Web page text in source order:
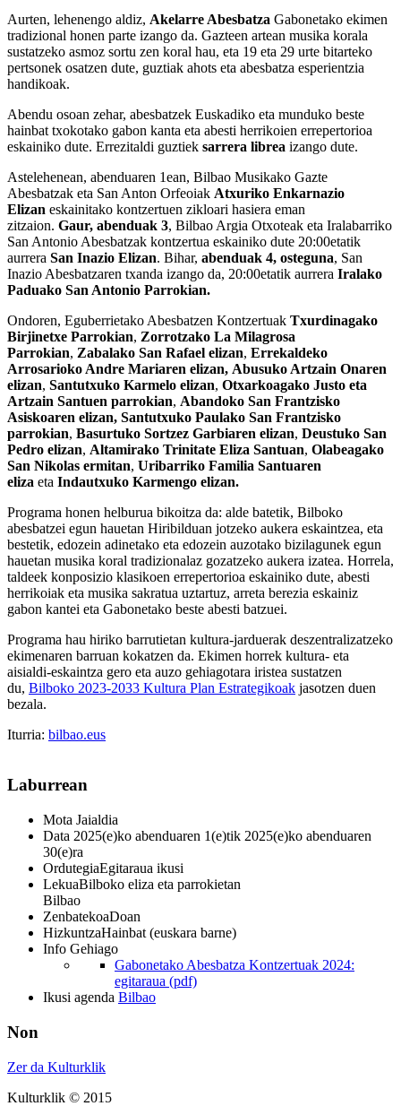
Aurten, lehenengo aldiz, Akelarre Abesbatza Gabonetako ekimen
tradizional honen parte izango da. Gazteen artean musika korala
sustatzeko asmoz sortu zen koral hau, eta 19 eta 29 urte bitarteko
pertsonek osatzen dute, guztiak ahots eta abesbatza esperientzia
handikoak.
Abendu osoan zehar, abesbatzek Euskadiko eta munduko beste
hainbat txokotako gabon kanta eta abesti herrikoien errepertorioa
eskainiko dute. Errezitaldi guztiek sarrera librea izango dute.
Astelehenean, abenduaren 1ean, Bilbao Musikako Gazte
Abesbatzak eta San Anton Orfeoiak Atxuriko Enkarnazio
Elizan eskainitako kontzertuen zikloari hasiera eman
zitzaion. Gaur, abenduak 3, Bilbao Argia Otxoteak eta Iralabarriko
San Antonio Abesbatzak kontzertua eskainiko dute 20:00etatik
aurrera San Inazio Elizan. Bihar, abenduak 4, osteguna, San
Inazio Abesbatzaren txanda izango da, 20:00etatik aurrera Iralako
Paduako San Antonio Parrokian.
Ondoren, Eguberrietako Abesbatzen Kontzertuak Txurdinagako
Birjinetxe Parrokian, Zorrotzako La Milagrosa
Parrokian, Zabalako San Rafael elizan, Errekaldeko
Arrosarioko Andre Mariaren elizan, Abusuko Artzain Onaren
elizan, Santutxuko Karmelo elizan, Otxarkoagako Justo eta
Artzain Santuen parrokian, Abandoko San Frantzisko
Asiskoaren elizan, Santutxuko Paulako San Frantzisko
parrokian, Basurtuko Sortzez Garbiaren elizan, Deustuko San
Pedro elizan, Altamirako Trinitate Eliza Santuan, Olabeagako
San Nikolas ermitan, Uribarriko Familia Santuaren
eliza eta Indautxuko Karmengo elizan.
Programa honen helburua bikoitza da: alde batetik, Bilboko
abesbatzei egun hauetan Hiribilduan jotzeko aukera eskaintzea, eta
bestetik, edozein adinetako eta edozein auzotako bizilagunek egun
hauetan musika koral tradizionalaz gozatzeko aukera izatea. Horrela,
taldeek konposizio klasikoen errepertorioa eskainiko dute, abesti
herrikoiak eta musika sakratua uztartuz, arreta berezia eskainiz
gabon kantei eta Gabonetako beste abesti batzuei.
Programa hau hiriko barrutietan kultura-jarduerak deszentralizatzeko
ekimenaren barruan kokatzen da. Ekimen horrek kultura- eta
aisialdi-eskaintza gero eta auzo gehiagotara iristea sustatzen
du, Bilboko 2023-2033 Kultura Plan Estrategikoak jasotzen duen
bezala.
Iturria: bilbao.eus
Laburrean
Mota Jaialdia
Data 2025(e)ko abenduaren 1(e)tik 2025(e)ko abenduaren
30(e)ra
OrdutegiaEgitaraua ikusi
LekuaBilboko eliza eta parrokietan
Bilbao
ZenbatekoaDoan
HizkuntzaHainbat (euskara barne)
Info Gehiago
Gabonetako Abesbatza Kontzertuak 2024:
egitaraua (pdf)
Ikusi agenda Bilbao
Non
Zer da Kulturklik
Kulturklik © 2015